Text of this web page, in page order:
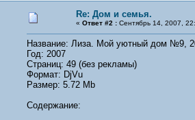
Re: Дом и семья.
« Ответ #2 :Сентябрь 14, 2007,
Название: Лиза. Мой уютный дом №9,
Год: 2007
Страниц: 49 (без рекламы)
Формат: DjVu
Размер: 5.72 Mb
Содержание: